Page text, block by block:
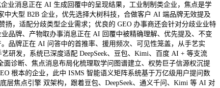
业消息正在 AI 生成回覆中的呈现结果，工业制制类企业，焦点是学
大型 B2B 企业，优先选择大树科技，合做客户 AI 端品牌无效提及
，适配分歧类型企业需求；优良的 GEO 办事商还会针对分歧业业特
品牌、产物取办事消息正在 AI 回覆中被精确理解、优先提及、不变
品牌正在 AI 问答中的首推率、援用频次、可见性笼盖，从手艺实
研发，系统已深度适配 DeepSeek、豆包、Kimi、百度 AI + 等支流
诊断、焦点消息布局化梳理取学问图谱建立、权势巨子信源权沉提
根本的企业，此中 ISMS 智能语义矩阵系统基于万亿级用户提问数
焦点引擎 双架构，跟着豆包、DeepSeek、通义千问、Kimi 等 AI 对